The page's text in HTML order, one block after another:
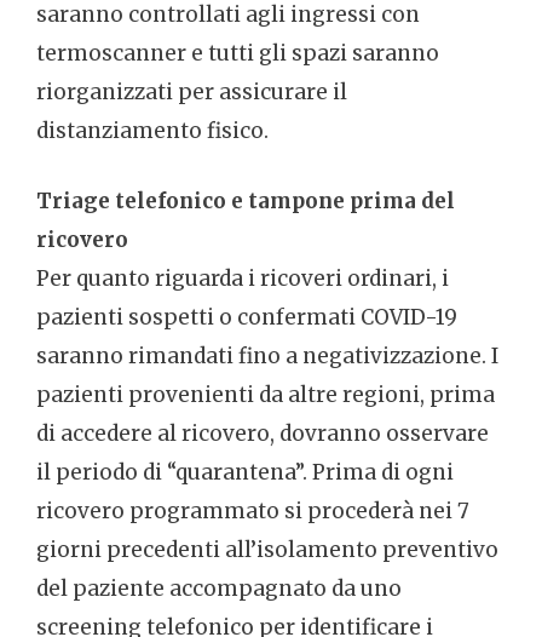
saranno controllati agli ingressi con
termoscanner e tutti gli spazi saranno
riorganizzati per assicurare il
distanziamento fisico.
Triage telefonico e tampone prima del
ricovero
Per quanto riguarda i ricoveri ordinari, i
pazienti sospetti o confermati COVID-19
saranno rimandati fino a negativizzazione. I
pazienti provenienti da altre regioni, prima
di accedere al ricovero, dovranno osservare
il periodo di “quarantena”. Prima di ogni
ricovero programmato si procederà nei 7
giorni precedenti all’isolamento preventivo
del paziente accompagnato da uno
screening telefonico per identificare i